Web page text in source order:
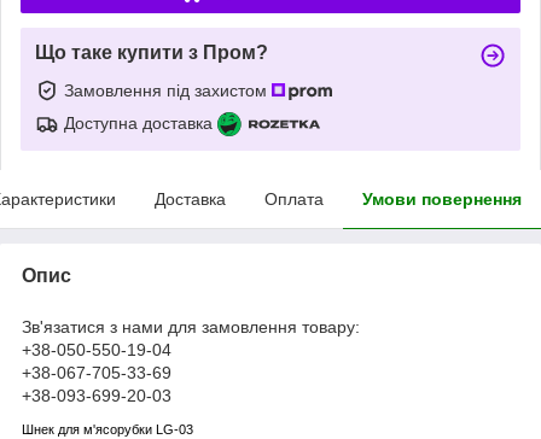
Що таке купити з Пром?
Замовлення під захистом
Доступна доставка
Доставка Оплата Умови повернення
Опис
Зв'язатися з нами для замовлення товару:
+38-050-550-19-04
+38-067-705-33-69
+38-093-699-20-03
Шнек для м'ясорубки LG-03